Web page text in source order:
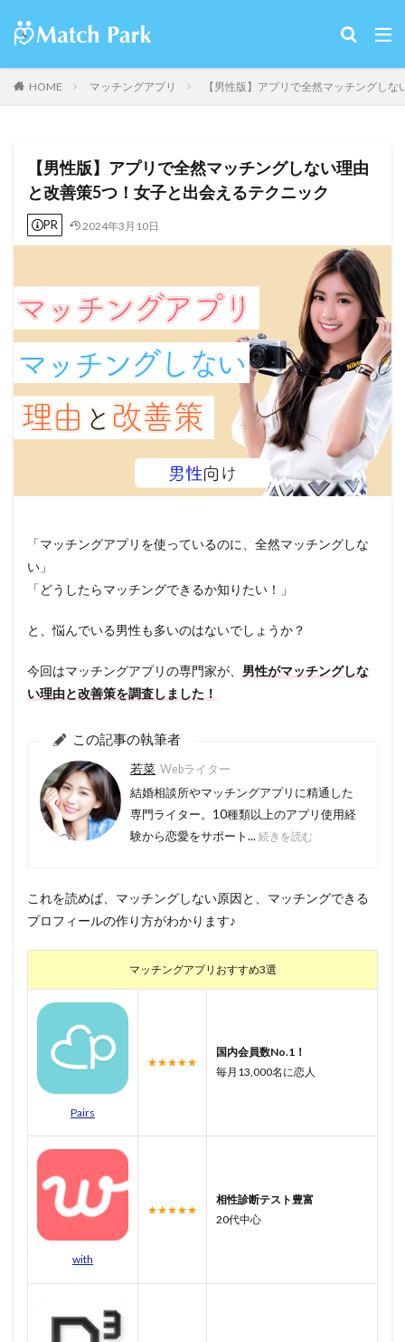
HOME マッチングアプリ 【男性版】アプリで全然マッチングし
【男性版】アプリで全然マッチングしない理由
と改善策5つ！女子と出会えるテクニック
PR 2024年3月10日
「マッチングアプリを使っているのに、全然マッチングしな
い」
「どうしたらマッチングできるか知りたい！」
と、悩んでいる男性も多いのはないでしょうか？
今回はマッチングアプリの専門家が、 男性がマッチングしな
い理由と改善策を調査しました！
この記事の執筆者
若菜 Webライター
結婚相談所やマッチングアプリに精通した
専門ライター。10種類以上のアプリ使用経
験から恋愛をサポート... 続きを読む
これを読めば、マッチングしない原因と、マッチングできる
プロフィールの作り方がわかります♪
マッチングアプリおすすめ3選
Pairs
★★★★★
国内会員数No.1！
毎月13,000名に恋人
with
★★★★★
相性診断テスト豊富
20代中心